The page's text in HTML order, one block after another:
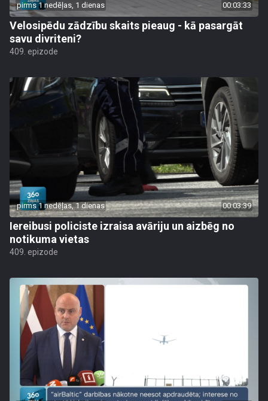
pirms 1 nedēļas, 1 dienas 00:03:33
Velosipēdu zādzību skaits pieaug - kā pasargāt
savu divriteni?
409. epizode
pirms 1 nedēļas, 1 dienas 00:03:39
Iereibusi policiste izraisa avāriju un aizbēg no
notikuma vietas
409. epizode